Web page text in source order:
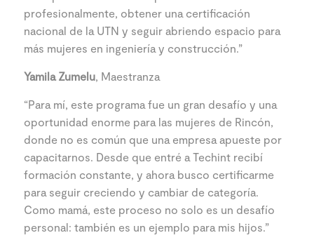
profesionalmente, obtener una certificación
nacional de la UTN y seguir abriendo espacio para
más mujeres en ingeniería y construcción.”
Yamila Zumelu, Maestranza
“Para mí, este programa fue un gran desafío y una
oportunidad enorme para las mujeres de Rincón,
donde no es común que una empresa apueste por
capacitarnos. Desde que entré a Techint recibí
formación constante, y ahora busco certificarme
para seguir creciendo y cambiar de categoría.
Como mamá, este proceso no solo es un desafío
personal: también es un ejemplo para mis hijos.”